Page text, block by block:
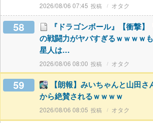
2026/08/06 07:45 オタク
58
『ドラゴンボール』【衝撃】
の戦闘力がヤバすぎるｗｗｗｗ
星人は…
2026/08/06 08:00 オタク
59
【朗報】みいちゃんと山田
から絶賛されるｗｗｗｗ
2026/08/06 08:05 オタク